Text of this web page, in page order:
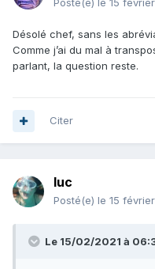
Désolé chef, sans les
Comme j’ai du mal à
parlant, la question reste.
Citer
luc
Posté(e) le 15
Le 15/02/2021 à